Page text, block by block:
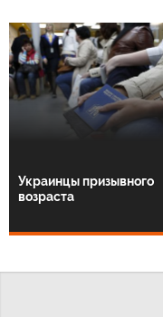
Украинцы призывного
возраста